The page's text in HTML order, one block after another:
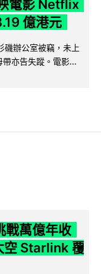
電影 Netflix
億港元
磯辦公室被竊，未上
亦告失蹤。電影...
戰萬億年收
空 Starlink 覆